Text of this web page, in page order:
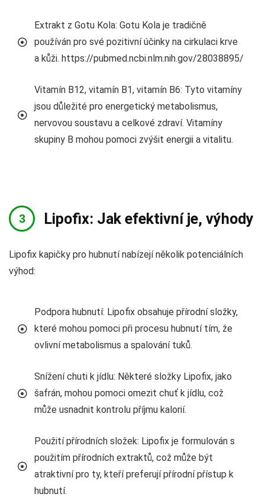
Extrakt z Gotu Kola: Gotu Kola je tradičně
používán pro své pozitivní účinky na cirkulaci krve
a kůži. https://pubmed.ncbi.nlm.nih.gov/28038895/
Vitamín B12, vitamín B1, vitamín B6: Tyto vitamíny
jsou důležité pro energetický metabolismus,
nervovou soustavu a celkové zdraví. Vitamíny
skupiny B mohou pomoci zvýšit energii a vitalitu.
Lipofix: Jak efektivní je, výhody
Lipofix kapičky pro hubnutí nabízejí několik potenciálních
výhod:
Podpora hubnutí: Lipofix obsahuje přírodní složky,
které mohou pomoci při procesu hubnutí tím, že
ovlivní metabolismus a spalování tuků.
Snížení chuti k jídlu: Některé složky Lipofix, jako
šafrán, mohou pomoci omezit chuť k jídlu, což
může usnadnit kontrolu příjmu kalorií.
Použití přírodních složek: Lipofix je formulován s
použitím přírodních extraktů, což může být
atraktivní pro ty, kteří preferují přírodní přístup k
hubnutí.